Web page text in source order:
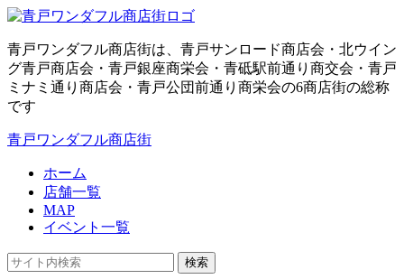
青戸ワンダフル商店街は、青戸サンロード商店会・北ウイン
グ青戸商店会・青戸銀座商栄会・青砥駅前通り商交会・青戸
ミナミ通り商店会・青戸公団前通り商栄会の6商店街の総称
です
青戸ワンダフル商店街
ホーム
店舗一覧
MAP
イベント一覧
検索